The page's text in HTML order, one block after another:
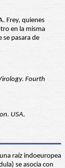
Frey, quienes
en la misma
se pasara de
Fourth
USA.
raíz indoeuropea
se asocia con